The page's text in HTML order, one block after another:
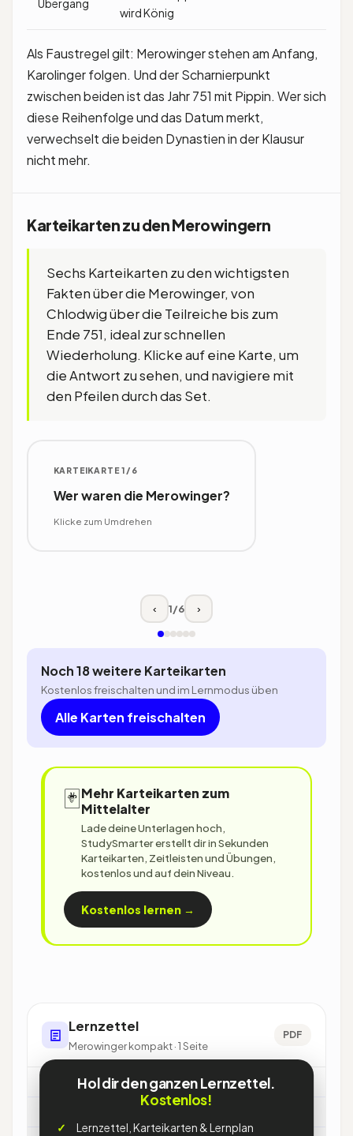
Übergang
wird König
Als Faustregel gilt: Merowinger stehen am Anfang,
Karolinger folgen. Und der Scharnierpunkt
zwischen beiden ist das Jahr 751 mit Pippin. Wer sich
diese Reihenfolge und das Datum merkt,
verwechselt die beiden Dynastien in der Klausur
nicht mehr.
Karteikarten zu den Merowingern
Sechs Karteikarten zu den wichtigsten
Fakten über die Merowinger, von
Chlodwig über die Teilreiche bis zum
Ende 751, ideal zur schnellen
Wiederholung. Klicke auf eine Karte, um
die Antwort zu sehen, und navigiere mit
den Pfeilen durch das Set.
KARTEIKARTE 1/6
Wer waren die Merowinger?
Klicke zum Umdrehen
Das erste fränkische
‹ 1/6 ›
Noch 18 weitere Karteikarten
Kostenlos freischalten und im Lernmodus üben
Alle Karten freischalten
🃏Mehr Karteikarten zum
Mittelalter
Lade deine Unterlagen hoch,
StudySmarter erstellt dir in Sekunden
Karteikarten, Zeitleisten und Übungen,
kostenlos und auf dein Niveau.
Kostenlos lernen →
Lernzettel
Merowinger kompakt · 1 Seite
PDF
Merowinger
Hol dir den ganzen Lernzettel.
Kostenlos!
Lernzettel, Karteikarten & Lernplan